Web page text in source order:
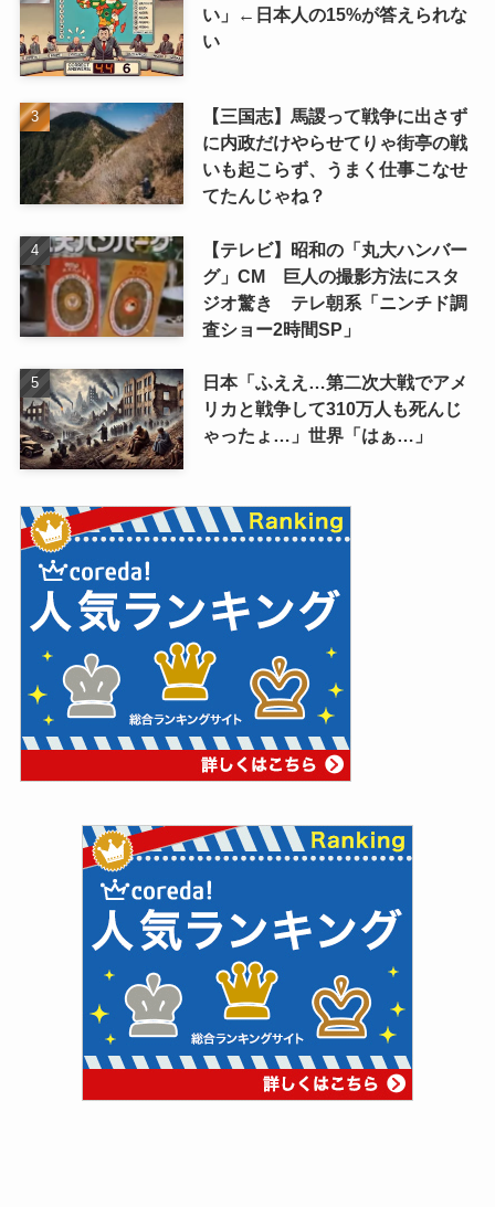
い」←日本人の15%が答えられな
い
【三国志】馬謖って戦争に出さず
に内政だけやらせてりゃ街亭の戦
いも起こらず、うまく仕事こなせ
てたんじゃね？
【テレビ】昭和の「丸大ハンバー
グ」CM 巨人の撮影方法にスタ
ジオ驚き テレ朝系「ニンチド調
査ショー2時間SP」
日本「ふええ…第二次大戦でアメ
リカと戦争して310万人も死んじ
ゃったょ…」世界「はぁ…」